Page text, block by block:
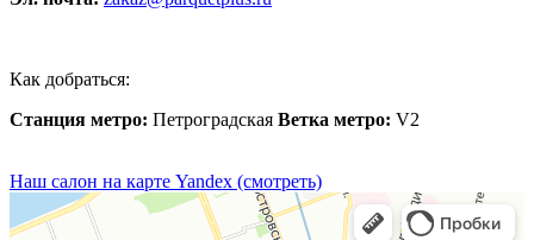
Как добраться:
Станция метро: Петроградская Ветка метро: V2
Наш салон на карте Yandex (смотреть)